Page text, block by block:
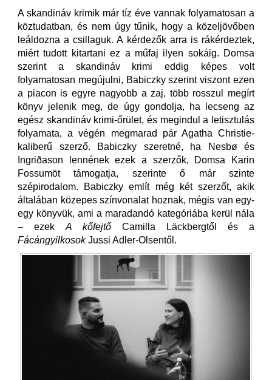
A skandináv krimik már tíz éve vannak folyamatosan a
köztudatban, és nem úgy tűnik, hogy a közeljövőben
leáldozna a csillaguk. A kérdezők arra is rákérdeztek,
miért tudott kitartani ez a műfaj ilyen sokáig. Domsa
szerint a skandináv krimi eddig képes volt
folyamatosan megújulni, Babiczky szerint viszont ezen
a piacon is egyre nagyobb a zaj, több rosszul megírt
könyv jelenik meg, de úgy gondolja, ha lecseng az
egész skandináv krimi-őrület, és megindul a letisztulás
folyamata, a végén megmarad pár Agatha Christie-
kaliberű szerző. Babiczky szeretné, ha Nesbø és
Ingriðason lennének ezek a szerzők, Domsa Karin
Fossumöt támogatja, szerinte ő már szinte
szépirodalom. Babiczky említ még két szerzőt, akik
általában közepes színvonalat hoznak, mégis van egy-
egy könyvük, ami a maradandó kategóriába kerül nála
– ezek A kőfejtő Camilla Läckbergtől és a
FácángyilkosokJussi Adler-Olsentől.